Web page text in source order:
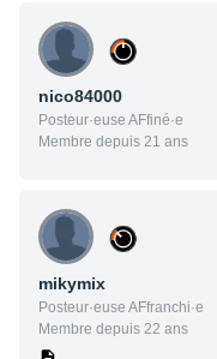
nico84000
Posteur·euse AFfiné·e
Membre depuis 21 ans
mikymix
Posteur·euse AFfranchi·e
Membre depuis 22 ans